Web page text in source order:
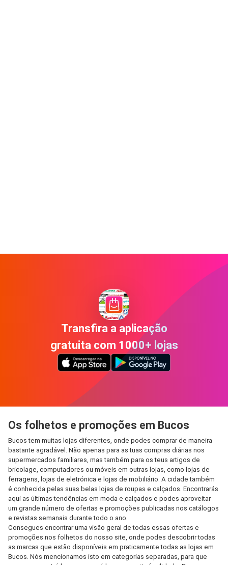
Transfira a aplicação
gratuita com 1000+ lojas
Os folhetos e promoções em Bucos
Bucos tem muitas lojas diferentes, onde podes comprar de maneira
bastante agradável. Não apenas para as tuas compras diárias nos
supermercados familiares, mas também para os teus artigos de
bricolage, computadores ou móveis em outras lojas, como lojas de
ferragens, lojas de eletrónica e lojas de mobiliário. A cidade também
é conhecida pelas suas belas lojas de roupas e calçados. Encontrarás
aqui as últimas tendências em moda e calçados e podes aproveitar
um grande número de ofertas e promoções publicadas nos catálogos
e revistas semanais durante todo o ano.
Consegues encontrar uma visão geral de todas essas ofertas e
promoções nos folhetos do nosso site, onde podes descobrir todas
as marcas que estão disponíveis em praticamente todas as lojas em
Bucos. Nós mencionamos isto em categorias separadas, para que